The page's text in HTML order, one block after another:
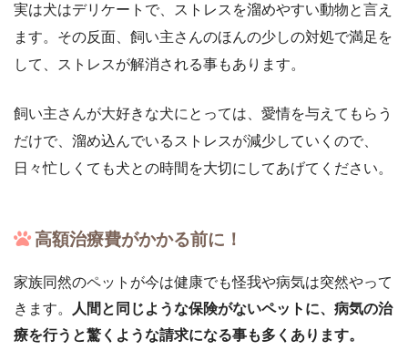
実は犬はデリケートで、ストレスを溜めやすい動物と言え
ます。その反面、飼い主さんのほんの少しの対処で満足を
して、ストレスが解消される事もあります。
飼い主さんが大好きな犬にとっては、愛情を与えてもらう
だけで、溜め込んでいるストレスが減少していくので、
日々忙しくても犬との時間を大切にしてあげてください。
高額治療費がかかる前に！
家族同然のペットが今は健康でも怪我や病気は突然やって
きます。 人間と同じような保険がないペットに、病気の治
療を行うと驚くような請求になる事も多くあります。